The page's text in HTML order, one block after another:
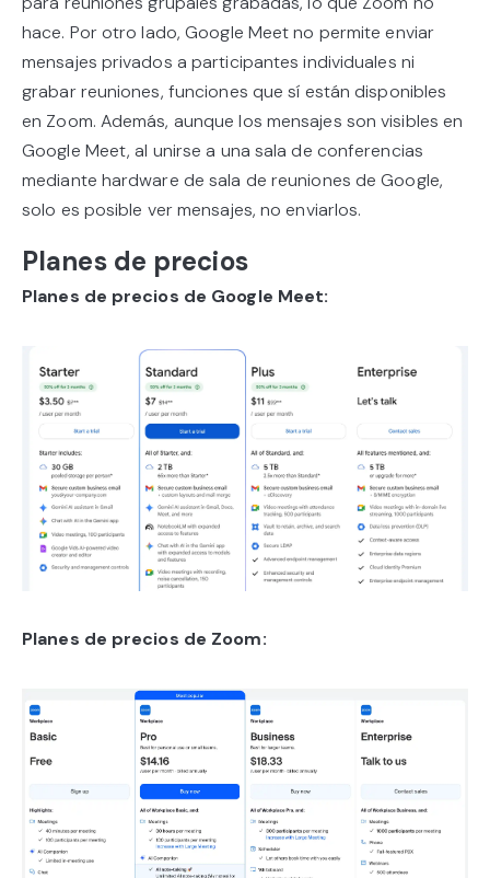
hace. Por otro lado, Google Meet no permite enviar
mensajes privados a participantes individuales ni
grabar reuniones, funciones que sí están disponibles
en Zoom. Además, aunque los mensajes son visibles en
Google Meet, al unirse a una sala de conferencias
mediante hardware de sala de reuniones de Google,
solo es posible ver mensajes, no enviarlos.
Planes de precios
Planes de precios de Google Meet:
Planes de precios de Zoom: